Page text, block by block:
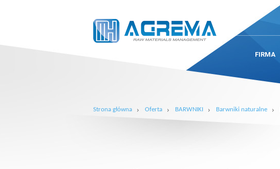
FIRMA
Strona główna Oferta BARWNIKI Barwniki naturalne